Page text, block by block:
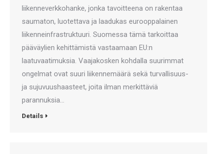
liikenneverkkohanke, jonka tavoitteena on rakentaa
saumaton, luotettava ja laadukas eurooppalainen
liikenneinfrastruktuuri. Suomessa tämä tarkoittaa
pääväylien kehittämistä vastaamaan EU:n
laatuvaatimuksia. Vaajakosken kohdalla suurimmat
ongelmat ovat suuri liikennemäärä sekä turvallisuus-
ja sujuvuushaasteet, joita ilman merkittäviä
parannuksia…
Details